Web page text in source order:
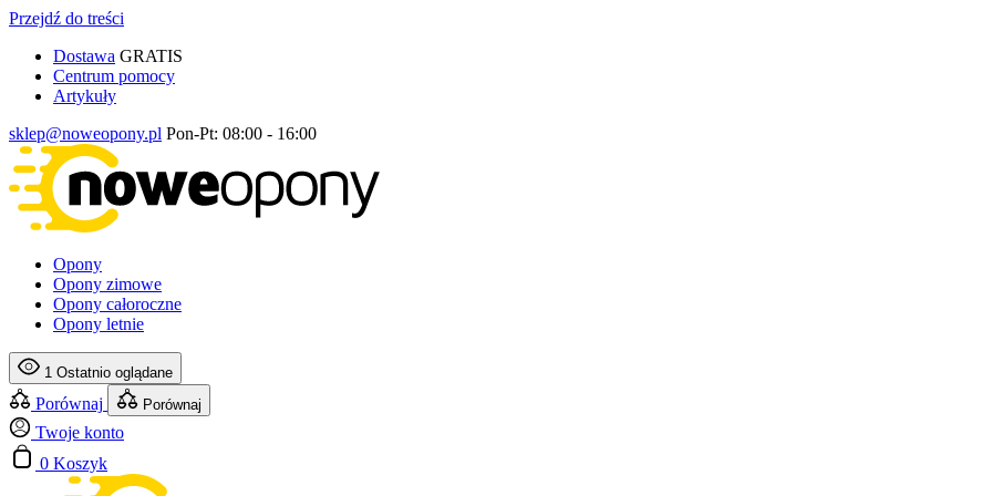
Przejdź do treści
Dostawa GRATIS
Centrum pomocy
Artykuły
sklep@noweopony.pl Pon-Pt: 08:00 - 16:00
Opony
Opony zimowe
Opony całoroczne
Opony letnie
1 Ostatnio oglądane
Porównaj Porównaj
Twoje konto
0 Koszyk